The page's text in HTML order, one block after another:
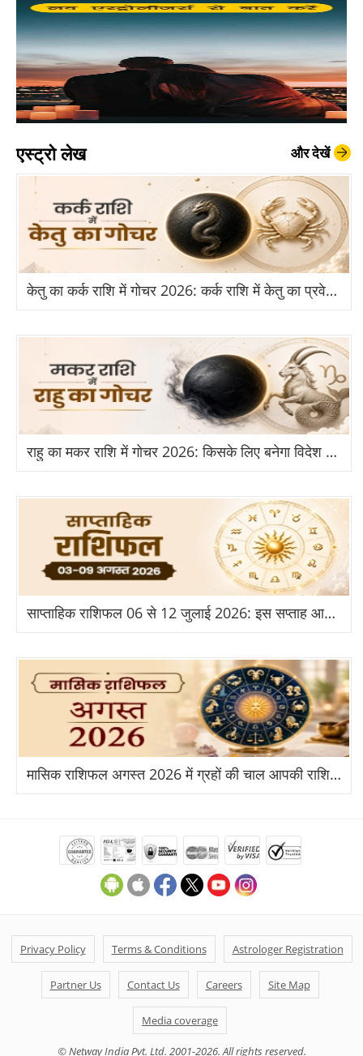
एस्ट्रो लेख और देखें
केतु का कर्क राशि में गोचर 2026: कर्क राशि में केतु का प्रवेश से किन राशियों को होगा बड़ा लाभ?
राहु का मकर राशि में गोचर 2026: किसके लिए बनेगा विदेश और तरक्की का योग?
साप्ताहिक राशिफल 06 से 12 जुलाई 2026: इस सप्ताह आपकी राशि के लिए क्या है खास?
मासिक राशिफल अगस्त 2026 में ग्रहों की चाल आपकी राशि पर क्या असर डालेगी?
Privacy Policy Terms & Conditions Astrologer Registration
Partner Us Contact Us Careers Site Map
Media coverage
© Netway India Pvt. Ltd. 2001-2026. All rights reserved.